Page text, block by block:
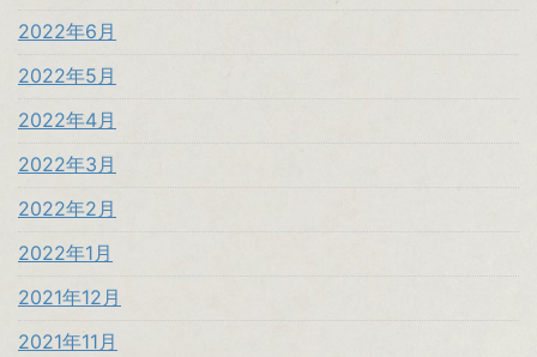
2022年6月
2022年5月
2022年4月
2022年3月
2022年2月
2022年1月
2021年12月
2021年11月